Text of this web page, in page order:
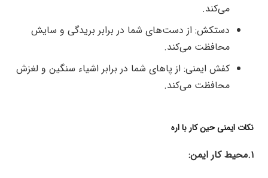
می‌کند.
دستکش: از دست‌های شما در برابر بریدگی و سایش
محافظت می‌کند.
کفش ایمنی: از پاهای شما در برابر اشیاء سنگین و لغزش
محافظت می‌کند.
نکات ایمنی حین کار با اره
۱.محیط کار ایمن: